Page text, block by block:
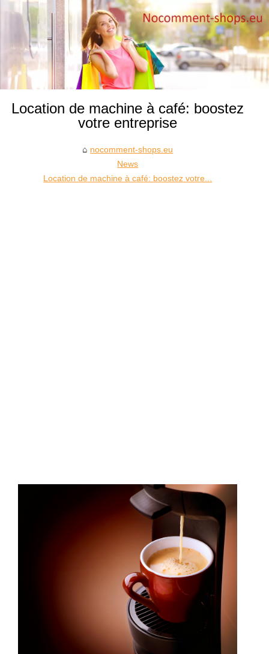
Location de machine à café: boostez
votre entreprise
nocomment-shops.eu
News
Location de machine à café: boostez votre...